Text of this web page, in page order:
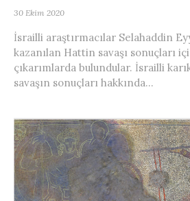
30 Ekim 2020
İsrailli araştırmacılar Selahaddin
kazanılan Hattin savaşı sonuçları
çıkarımlarda bulundular. İsrailli
savaşın sonuçları hakkında...